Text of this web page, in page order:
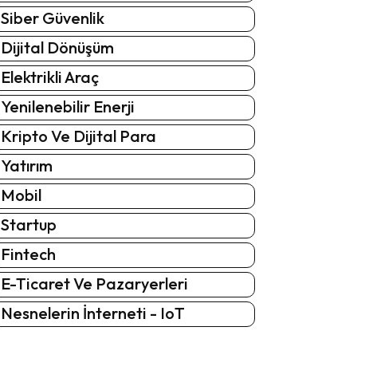
Siber Güvenlik
Dijital Dönüşüm
Elektrikli Araç
Yenilenebilir Enerji
Kripto Ve Dijital Para
Yatırım
Mobil
Startup
Fintech
E-Ticaret Ve Pazaryerleri
Nesnelerin İnterneti - IoT